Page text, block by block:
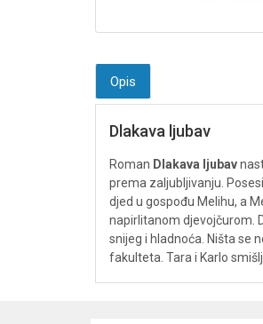
Opis
Dlakava ljubav
Roman Dlakava ljubav
prema zaljubljivanju.
djed u gospođu Melihu, a
napirlitanom djevojčurom.
snijeg i hladnoća. Ništa se
fakulteta. Tara i Karlo